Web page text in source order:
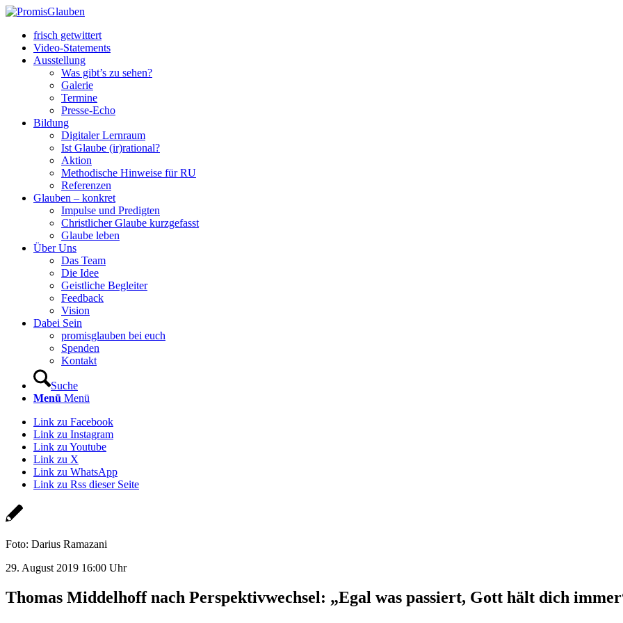
frisch getwittert
Video-Statements
Ausstellung
Was gibt’s zu sehen?
Galerie
Termine
Presse-Echo
Bildung
Digitaler Lernraum
Ist Glaube (ir)rational?
Aktion
Methodische Hinweise für RU
Referenzen
Glauben – konkret
Impulse und Predigten
Christlicher Glaube kurzgefasst
Glaube leben
Über Uns
Das Team
Die Idee
Geistliche Begleiter
Feedback
Vision
Dabei Sein
promisglauben bei euch
Spenden
Kontakt
Suche
Menü Menü
Link zu Facebook
Link zu Instagram
Link zu Youtube
Link zu X
Link zu WhatsApp
Link zu Rss dieser Seite
Foto: Darius Ramazani
29. August 2019 16:00 Uhr
Thomas Middelhoff nach Perspektivwechsel: „Egal was passiert, Gott hält dich